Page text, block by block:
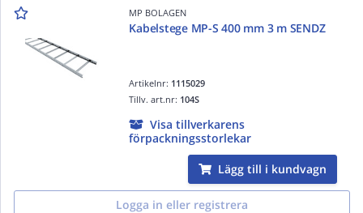
MP BOLAGEN
Kabelstege MP-S 400 mm 3 m SENDZ
Artikelnr: 1115029
Tillv. art.nr: 104S
Visa tillverkarens
förpackningsstorlekar
Lägg till i kundvagn
Logga in eller registrera